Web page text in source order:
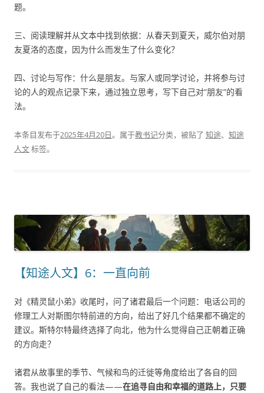
题。
三、阅读理解并从文本中找到依据：从春天到夏天，威尔伯对朋
友夏洛的态度，因为什么而发生了什么变化？
四、讨论与写作：什么是朋友。与家人或同学讨论，并将参与讨
论的人的观点记录下来，通过独立思考，写下自己对“朋友”的看
法。
本条目发布于2025年4月20日。属于教书记分类，被贴了 知途、 知途
人文标签。
【知途人文】6：一直向前
对《精灵鼠小弟》收尾时，问了诸君最后一个问题：电话公司的
修理工人对斯图尔特前进的方向，给出了好几个结果都不确定的
建议。斯特尔特最终选择了向北，他为什么觉得自己正朝着正确
的方向走？
诸君从故事里的季节、气候和鸟的迁徙等角度给出了各自的回
答。我也说了自己的看法——在追寻自由和幸福的道路上，只要